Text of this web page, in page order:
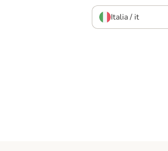
Italia / it